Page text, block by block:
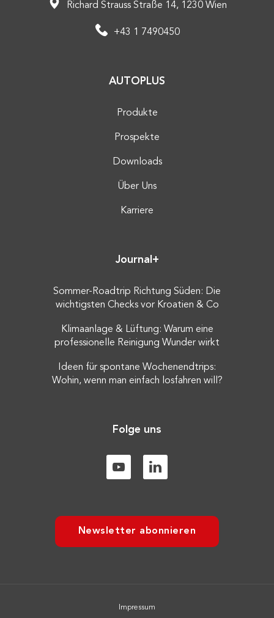
Richard Strauss Straße 14, 1230 Wien
+43 1 7490450
AUTOPLUS
Produkte
Prospekte
Downloads
Über Uns
Karriere
Journal+
Sommer-Roadtrip Richtung Süden: Die
wichtigsten Checks vor Kroatien & Co
Klimaanlage & Lüftung: Warum eine
professionelle Reinigung Wunder wirkt
Ideen für spontane Wochenendtrips:
Wohin, wenn man einfach losfahren will?
Folge uns
Newsletter abonnieren
Impressum